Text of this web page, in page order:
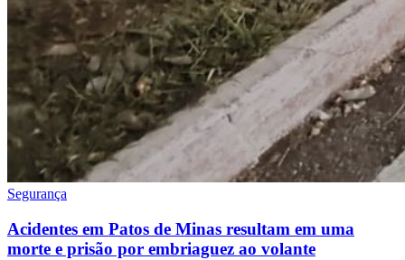
Segurança
Acidentes em Patos de Minas resultam em uma
morte e prisão por embriaguez ao volante